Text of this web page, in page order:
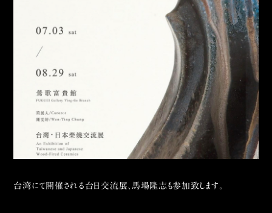
台湾にて開催される台日交流展、馬場隆志も参加致します。